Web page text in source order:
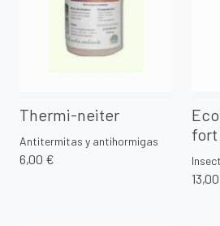
Thermi-neiter
Antitermitas y antihormigas
6,00 €
fort